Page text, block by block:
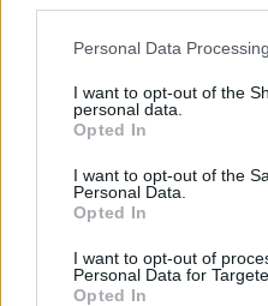
Personal Data
I want to opt-out of the
personal data.
Opted In
I want to opt-out of the
Personal Data.
Opted In
I want to opt-out of
Personal Data for
Opted In